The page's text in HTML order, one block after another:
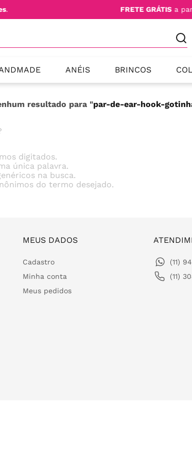
a partir de 1.999,00 para todo Brasil
ANÉIS BRINCOS
resultado para "par-de-ear-hook-
digitados.
única palavra.
na busca.
do termo desejado.
MEUS DADOS
Cadastro
Minha conta
Meus pedidos
(11)
(11)